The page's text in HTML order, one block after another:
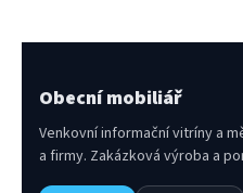
Obecní mobiliář
Venkovní informační vitríny a
a firmy. Zakázková výroba a